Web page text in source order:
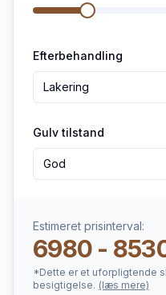
Efterbehandling
Lakering
Gulv tilstand
God
Estimeret prisinterval:
6980 -
*Dette er et uforpligtende
besigtigelse. (læs mere)